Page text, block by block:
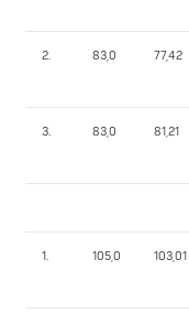
2. 83,0 77,42
3. 83,0 81,21
1. 105,0 103,01